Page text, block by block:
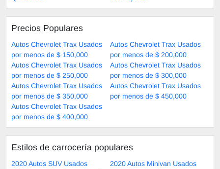
Precios Populares
Autos Chevrolet Trax Usados
por menos de $ 150,000
Autos Chevrolet Trax Usados
por menos de $ 200,000
Autos Chevrolet Trax Usados
por menos de $ 250,000
Autos Chevrolet Trax Usados
por menos de $ 300,000
Autos Chevrolet Trax Usados
por menos de $ 350,000
Autos Chevrolet Trax Usados
por menos de $ 450,000
Autos Chevrolet Trax Usados
por menos de $ 400,000
Estilos de carrocería populares
2020 Autos SUV Usados
2020 Autos Minivan Usados